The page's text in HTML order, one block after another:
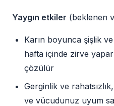
Yaygın etkiler (beklenen
Karın boyunca şişlik
hafta içinde zirve
çözülür
Gerginlik ve
ve vücudunuz uyum